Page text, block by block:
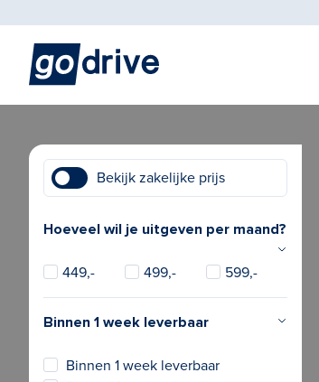
Bekijk zakelijke prijs
Hoeveel wil je uitgeven per maand?
449,- 499,- 599,-
Binnen 1 week leverbaar
Binnen 1 week leverbaar